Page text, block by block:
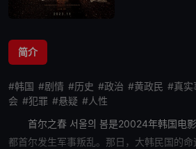
简介
#韩国 #剧情 #历史 #政治 #黄政民 #真实
会 #犯罪 #悬疑 #人性
首尔之春 서울의 봄是20024年韩国电
都首尔发生军事叛乱。那日，大韩民国的命